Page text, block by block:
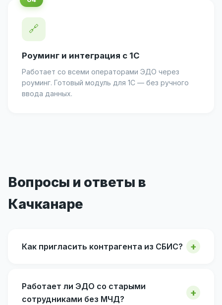
🔗
Роуминг и интеграция с 1С
Работает со всеми операторами ЭДО через
роуминг. Готовый модуль для 1С — без ручного
ввода данных.
Вопросы и ответы в
Качканаре
Как пригласить контрагента из СБИС?
Работает ли ЭДО со старыми
сотрудниками без МЧД?